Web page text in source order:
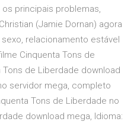
principais problemas,
(Jamie Dornan) agora
relacionamento estável
Cinquenta Tons de
de Liberdade download
servidor mega, completo
Tons de Liberdade no
download mega, Idioma: